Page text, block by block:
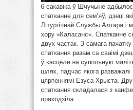
6 сакавіка ў Шчучыне
спатканне для сем’яў, дзеці
Літургічнай Службы Алтара і
хору «Каласанс». Спатканне
двух частак. З самага пачатку
спаткання разам са сваімі
ў касцёле на супольную
шлях, падчас якога разважалі
цярпеннямі Езуса Хрыста.
спаткання складалася з
праходзіла ...